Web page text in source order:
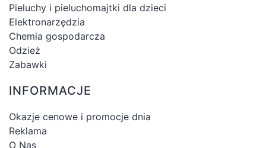
Pieluchy i pieluchomajtki dla dzieci
Elektronarzędzia
Chemia gospodarcza
Odzież
Zabawki
INFORMACJE
Okazje cenowe i promocje dnia
Reklama
O Nas